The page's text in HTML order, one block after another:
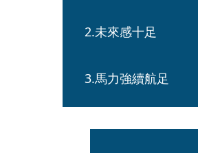
2.未來感十足
3.馬力強續航足